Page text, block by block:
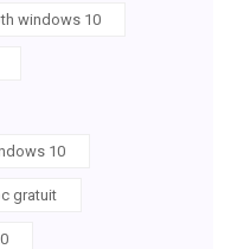
windows 10
10
gratuit